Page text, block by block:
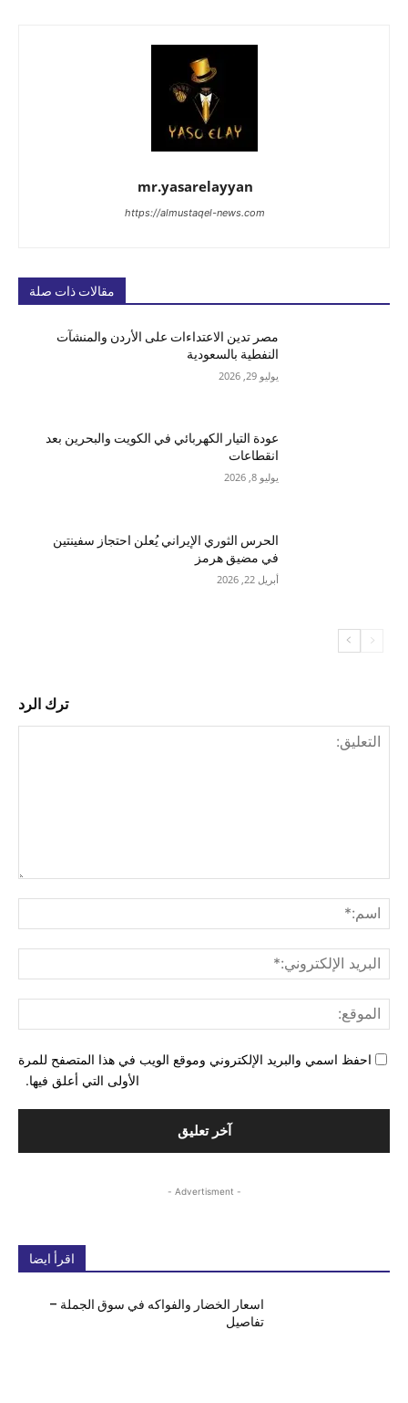
mr.yasarelayyan
https://almustaqel-news.com
مقالات ذات صلة
مصر تدين الاعتداءات على الأردن والمنشآت
النفطية بالسعودية
يوليو 29, 2026
عودة التيار الكهربائي في الكويت والبحرين بعد
انقطاعات
يوليو 8, 2026
الحرس الثوري الإيراني يُعلن احتجاز سفينتين
في مضيق هرمز
أبريل 22, 2026
ترك الرد
احفظ اسمي والبريد الإلكتروني وموقع الويب في هذا المتصفح للمرة
الأولى التي أعلق فيها.
- Advertisment -
اقرأ ايضا
اسعار الخضار والفواكه في سوق الجملة –
تفاصيل